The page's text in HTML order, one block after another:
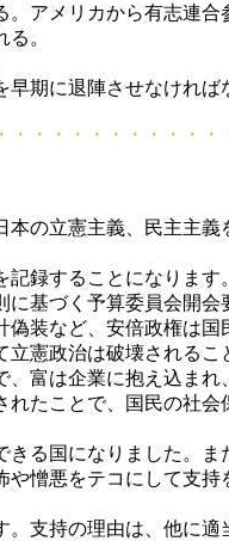
アメリカから有志連
。
期に退陣させなければ
・・・・・・・
の立憲主義、民主主
録することになりま
基づく予算委員会開
装など、安倍政権は
憲政治は破壊されるこ
富は企業に抱え込ま
たことで、国民の社
る国になりました。
憎悪をテコにして支
支持の理由は、他に